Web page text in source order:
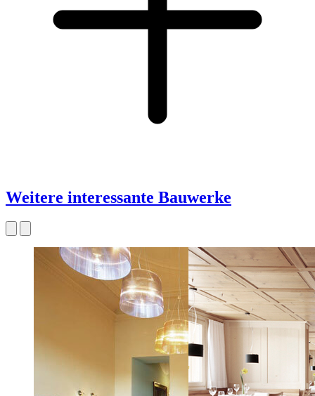
Weitere interessante Bauwerke